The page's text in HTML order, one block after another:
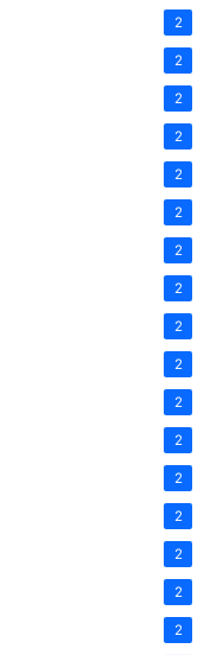
2
2
2
2
2
2
2
2
2
2
2
2
2
2
2
2
2